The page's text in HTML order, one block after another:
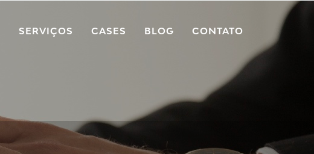
SERVIÇOS CASES BLOG CONTATO